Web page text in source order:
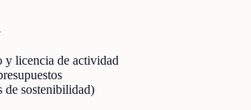
y licencia de actividad
de sostenibilidad)